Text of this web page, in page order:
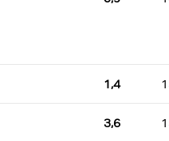
1,4
3,6